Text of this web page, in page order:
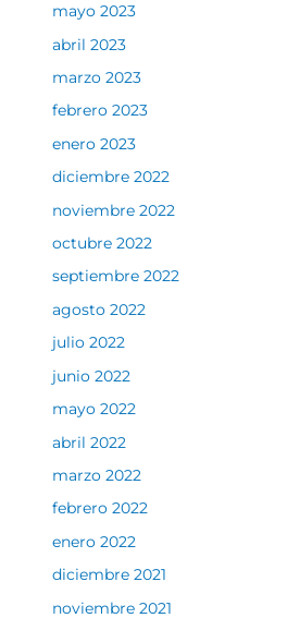
mayo 2023
abril 2023
marzo 2023
febrero 2023
enero 2023
diciembre 2022
noviembre 2022
octubre 2022
septiembre 2022
agosto 2022
julio 2022
junio 2022
mayo 2022
abril 2022
marzo 2022
febrero 2022
enero 2022
diciembre 2021
noviembre 2021